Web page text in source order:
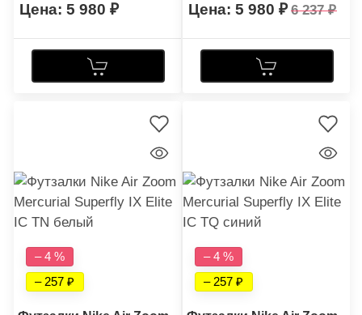
5 980 5 980 6 237
– 4 %
– 257
– 4 %
– 257